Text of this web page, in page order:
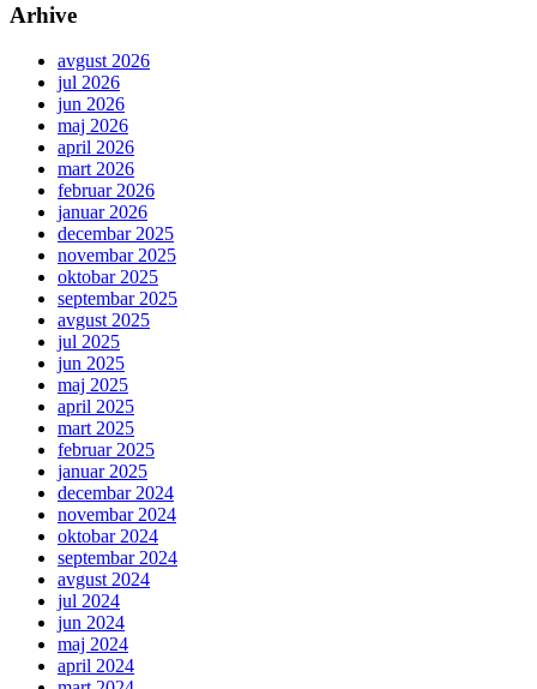
Arhive
avgust 2026
jul 2026
jun 2026
maj 2026
april 2026
mart 2026
februar 2026
januar 2026
decembar 2025
novembar 2025
oktobar 2025
septembar 2025
avgust 2025
jul 2025
jun 2025
maj 2025
april 2025
mart 2025
februar 2025
januar 2025
decembar 2024
novembar 2024
oktobar 2024
septembar 2024
avgust 2024
jul 2024
jun 2024
maj 2024
april 2024